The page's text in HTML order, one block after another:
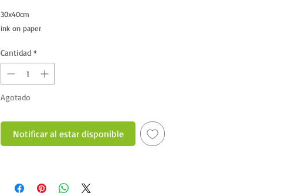
30x40cm
ink on paper
Cantidad *
Agotado
Notificar al estar disponible